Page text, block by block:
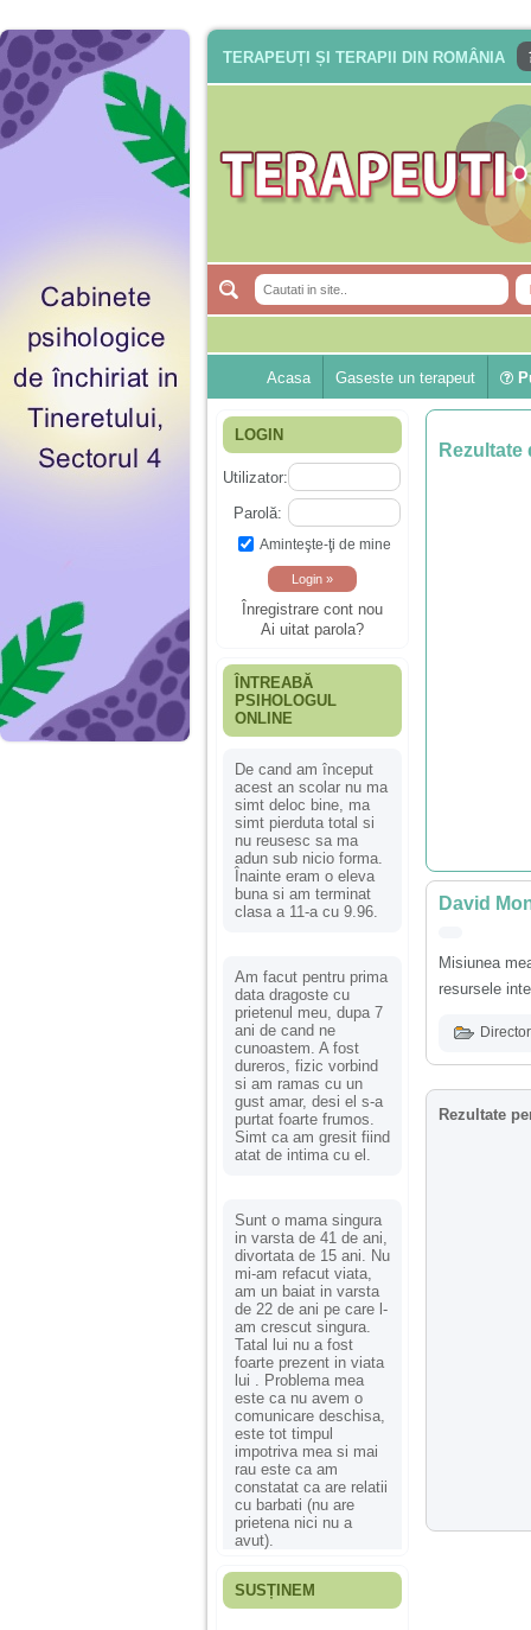
TERAPEUȚI ȘI TERAPII DIN ROMÂNIA
Acasa Gaseste un terapeut
LOGIN
Utilizator:
Parolă:
Aminteşte-ţi de mine
Înregistrare cont nou
Ai uitat parola?
ÎNTREABĂ
PSIHOLOGUL
ONLINE
De cand am început
acest an scolar nu ma
simt deloc bine, ma
simt pierduta total si
nu reusesc sa ma
adun sub nicio forma.
Înainte eram o eleva
buna si am terminat
clasa a 11-a cu 9.96.
Am facut pentru prima
data dragoste cu
prietenul meu, dupa 7
ani de cand ne
cunoastem. A fost
dureros, fizic vorbind
si am ramas cu un
gust amar, desi el s-a
purtat foarte frumos.
Simt ca am gresit fiind
atat de intima cu el.
Sunt o mama singura
in varsta de 41 de ani,
divortata de 15 ani. Nu
mi-am refacut viata,
am un baiat in varsta
de 22 de ani pe care l-
am crescut singura.
Tatal lui nu a fost
foarte prezent in viata
lui . Problema mea
este ca nu avem o
comunicare deschisa,
este tot timpul
impotriva mea si mai
rau este ca am
constatat ca are relatii
cu barbati (nu are
prietena nici nu a
avut).
Fiica mea s-a nascut
SUSȚINEM
Rezultate
David
Misiunea
resursele
Rezultate